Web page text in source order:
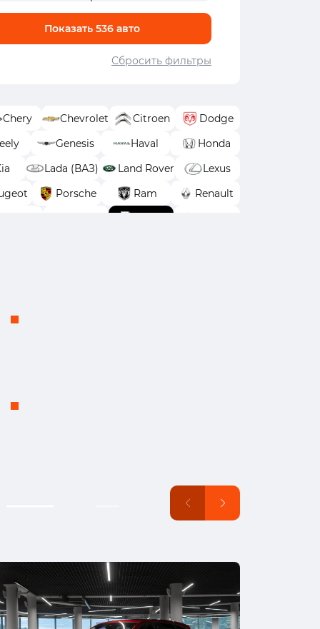
Показать536 авто
Сбросить фильтры
Chery Chevrolet Citroen
Dodge
Genesis Haval
Honda
Lada (ВАЗ) Land Rover
Lexus
Porsche Ram
Renault